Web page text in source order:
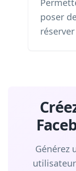
poser
Générez